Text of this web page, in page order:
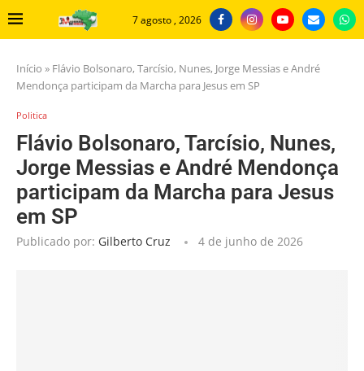
7 agosto , 2026
Início » Flávio Bolsonaro, Tarcísio, Nunes, Jorge Messias e André
Mendonça participam da Marcha para Jesus em SP
Politica
Flávio Bolsonaro, Tarcísio, Nunes,
Jorge Messias e André Mendonça
participam da Marcha para Jesus
em SP
Publicado por: Gilberto Cruz 4 de junho de 2026